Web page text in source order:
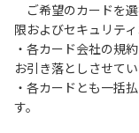
【注意事項】
当キャンプ場のそ
時間で増水し、川
すく、過去にも増
ご希望のカードを
限およびセキュリテ
・各カード会社の規
お引き落としさせてい
・各カードとも一括
す。